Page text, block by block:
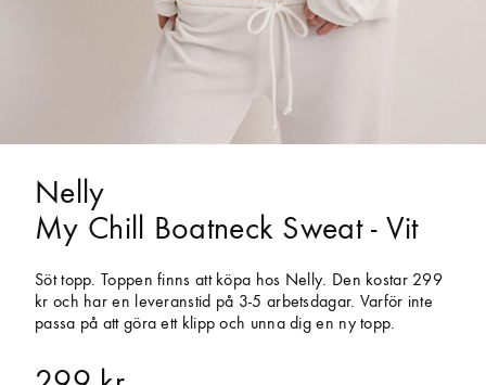
Nelly
My Chill Boatneck Sweat - Vit
Söt topp. Toppen finns att köpa hos Nelly. Den kostar 299
kr och har en leveranstid på 3-5 arbetsdagar. Varför inte
passa på att göra ett klipp och unna dig en ny topp.